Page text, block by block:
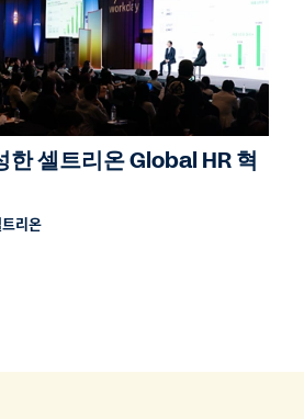
셀트리온 Global HR 혁
리온